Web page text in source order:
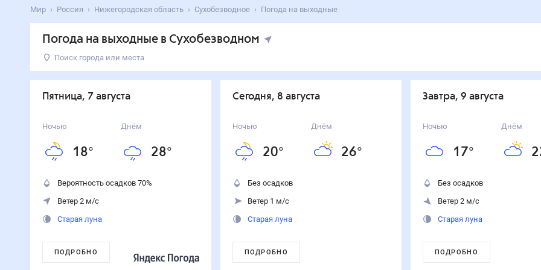
Мир Россия Нижегородская область Сухобезводное Погода на выходные
Погода на выходные в Сухобезводном
Поиск города или места
День Температура
Пятница
7 августа
26° м/с
Завтра 22
пятница, 7 августа
Ночью
18°
Днём
28°
Вероятность осадков 70%
Ветер 2 м/с
Старая луна
ПОДРОБНО
Сегодня, 8 августа
Ночью
20°
Днём
26°
Без осадков
Ветер 1 м/с
Старая луна
ПОДРОБНО
Завтра, 9 августа
Ночью
17°
Днём
Без осадков
Ветер 2 м/с
Старая луна
ПОДРОБНО